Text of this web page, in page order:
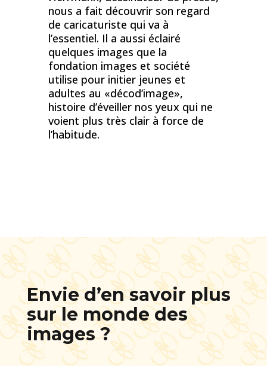
nous a fait découvrir son regard
de caricaturiste qui va à
l’essentiel. Il a aussi éclairé
quelques images que la
fondation images et société
utilise pour initier jeunes et
adultes au «décod’image»,
histoire d’éveiller nos yeux qui ne
voient plus très clair à force de
l’habitude.
Envie d’en savoir plus
sur le monde des
images ?